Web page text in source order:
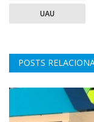
UAU
POSTS